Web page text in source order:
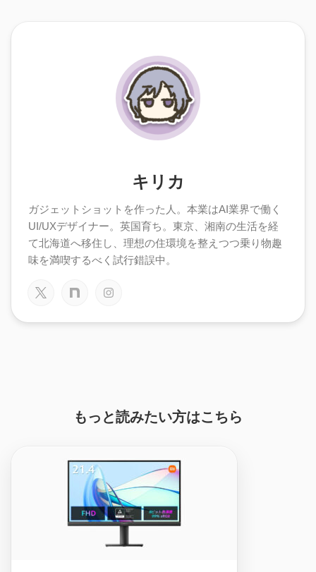
キリカ
ガジェットショットを作った人。本業はAI業界で働く
UI/UXデザイナー。英国育ち。東京、湘南の生活を経
て北海道へ移住し、理想の住環境を整えつつ乗り物趣
味を満喫するべく試行錯誤中。
もっと読みたい方はこちら